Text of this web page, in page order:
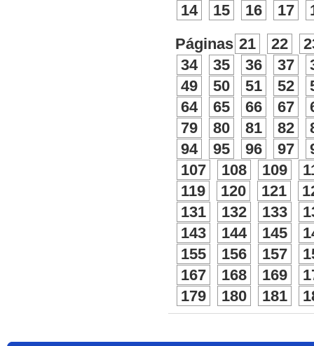
14
15 16 17
Páginas 21 22
34
35 36 37
49
50 51 52
64
65 66 67
79
80 81 82
94
95 96 97
107
108 109
119
120 121
131
132 133
143
144 145
155
156 157
167
168 169
179
180 181